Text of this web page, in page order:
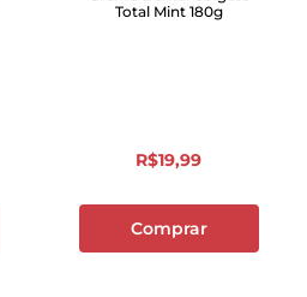
Total Mint 180g
R$19,99
Comprar